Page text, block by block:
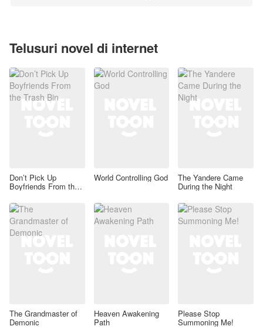
Telusuri novel di internet
Don’t Pick Up
Boyfriends From the
World Controlling God The Yandere Came
During the Night
The Grandmaster of
Demonic
Heaven Awakening
Path
Please Stop
Summoning Me!